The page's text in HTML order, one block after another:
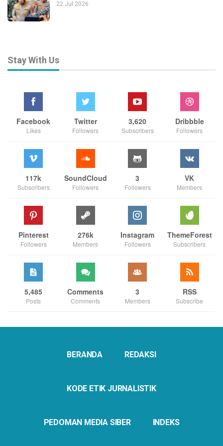
22 Jul 2026
Stay With Us
Facebook
Likes
Twitter
Followers
3,620
Subscribers
Dribbble
Followers
117k
Subscribers
SoundCloud
Followers
3
Followers
VK
Members
Pinterest
Followers
276k
Members
Instagram
Followers
ThemeForest
Subscribers
5,485
Posts
Comments
Comments
3
Members
RSS
Subscribe
BERANDA REDAKSI
KODE ETIK JURNALISTIK
PEDOMAN MEDIA SIBER INDEKS